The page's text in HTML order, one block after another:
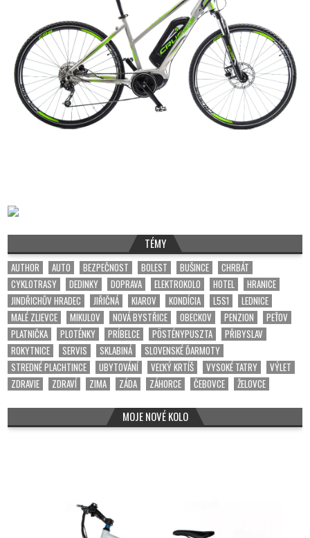
TÉMY
AUTHOR AUTO BEZPEČNOST BOLEST BUŠINCE
CHRBÁT
CYKLOTRASY
DEDINKY DOPRAVA ELEKTROKOLO HOTEL
HRANICE
JINDŘICHŮV HRADEC
JIŘIČNÁ KIAROV KONDÍCIA L5S1
LEDNICE
MALÉ ZLIEVCE
MIKULOV NOVÁ BYSTŘICE OBECKOV PENZION
PEŤOV
PLATNIČKA
PLOTÉNKY PRÍBELCE PÖSTÉNYPUSZTA
PŘIBYSLAV
ROKYTNICE
SERVIS SKLABINÁ
SLOVENSKÉ ĎARMOTY
STREDNÉ PLACHTINCE
UBYTOVÁNÍ VEĽKÝ KRTÍŠ VYSOKÉ TATRY
VÝLET
ZDRAVIE
ZDRAVÍ ZIMA ZÁDA ZÁHORCE ČEBOVCE ŽELOVCE
MOJE NOVÉ KOLO